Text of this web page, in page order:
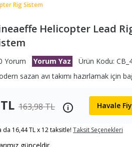
Rig Sistem
Helicopter Lead
Yorum Yorum Yaz
Ürün Kodu:
sazan avı takımı hazırlamak için
163,98 TL Havale
da 16,44 TL x 12 taksitle! Taksit Seçenekleri